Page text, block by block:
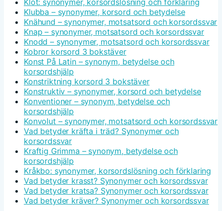
Klubba – synonymer, korsord och betydelse
Knähund – synonymer, motsatsord och korsordssvar
Knap – synonymer, motsatsord och korsordssvar
Knodd – synonymer, motsatsord och korsordssvar
Kobror korsord 3 bokstäver
Konst På Latin – synonym, betydelse och
korsordshjälp
Konstriktning korsord 3 bokstäver
Konstruktiv – synonymer, korsord och betydelse
Konventioner – synonym, betydelse och
korsordshjälp
Konvolut – synonymer, motsatsord och korsordssvar
Vad betyder kräfta i träd? Synonymer och
korsordssvar
Kraftig Grimma – synonym, betydelse och
korsordshjälp
Kråkbo: synonymer, korsordslösning och förklaring
Vad betyder krasst? Synonymer och korsordssvar
Vad betyder kratsa? Synonymer och korsordssvar
Vad betyder kräver? Synonymer och korsordssvar